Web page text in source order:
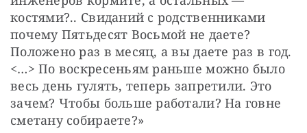
костями?.. Свиданий с родственниками
почему Пятьдесят Восьмой не даете?
Положено раз в месяц, а вы даете раз в год.
<…> По воскресеньям раньше можно было
весь день гулять, теперь запретили. Это
зачем? Чтобы больше работали? На говне
сметану собираете?»